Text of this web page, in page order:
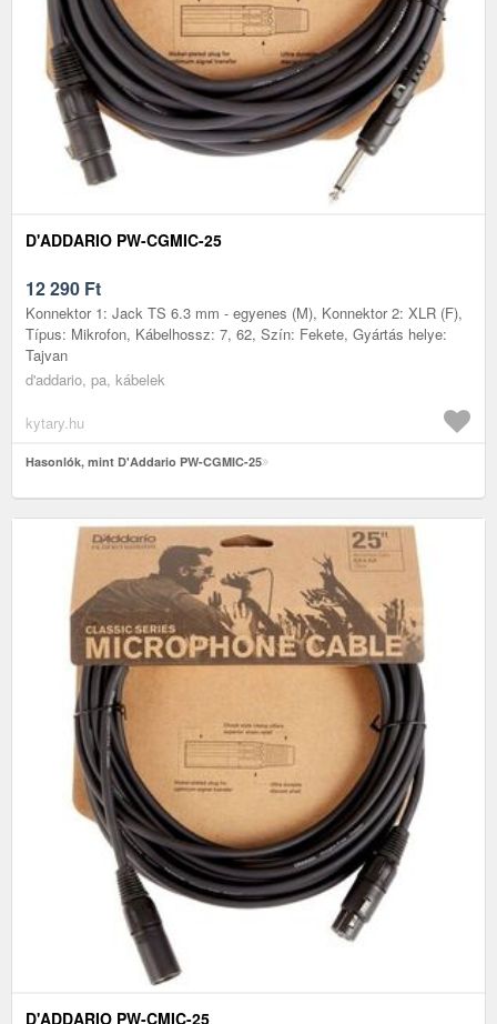
D'ADDARIO PW-CGMIC-25
12 290 Ft
Konnektor 1: Jack TS 6.3 mm - egyenes (M), Konnektor 2: XLR (F),
Típus: Mikrofon, Kábelhossz: 7, 62, Szín: Fekete, Gyártás helye:
Tajvan
d'addario, pa, kábelek
kytary.hu
Hasonlók, mint D'Addario PW-CGMIC-25
D'ADDARIO PW-CMIC-25